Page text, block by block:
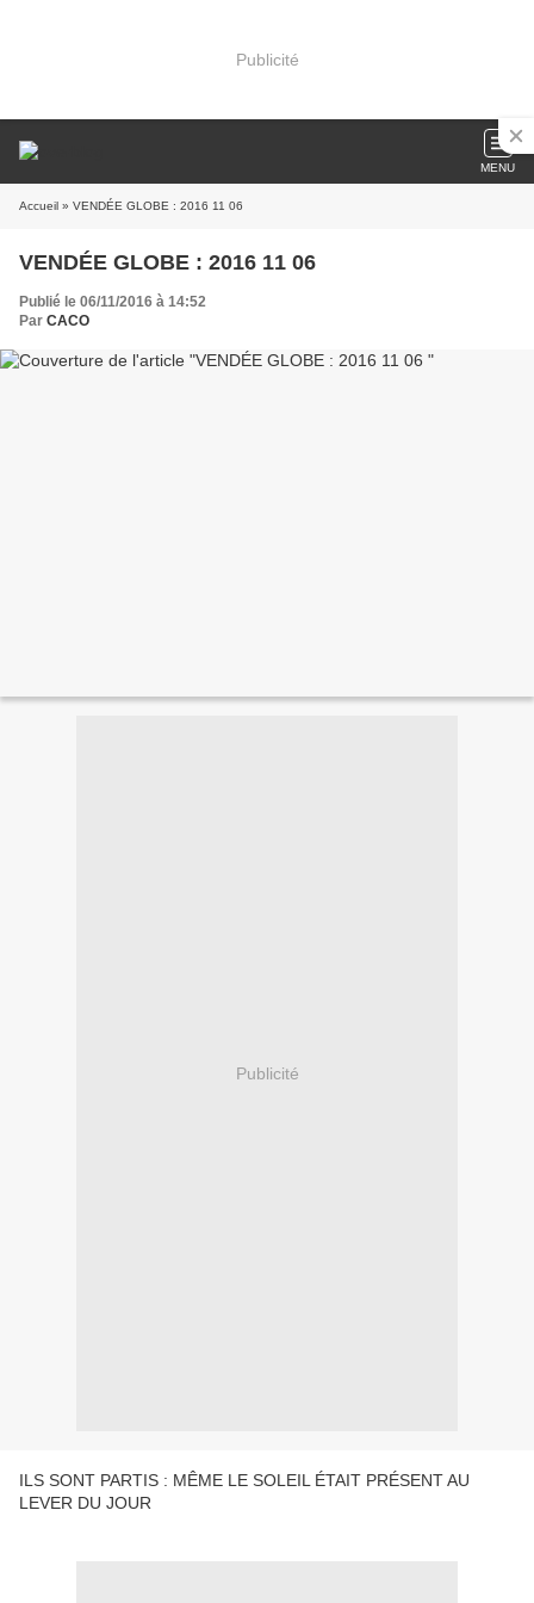
Publicité
MENU
Accueil » VENDÉE GLOBE : 2016 11 06
VENDÉE GLOBE : 2016 11 06
Publié le 06/11/2016 à 14:52
Par CACO
Publicité
ILS SONT PARTIS : MÊME LE SOLEIL ÉTAIT PRÉSENT AU
LEVER DU JOUR